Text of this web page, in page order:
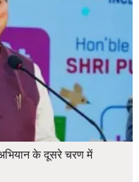
के दूसरे चरण में